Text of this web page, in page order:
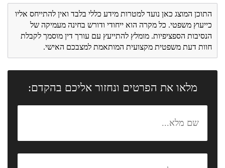
התוכן המוצג כאן נועד למטרות מידע כללי בלבד ואין להתייחס אליו
כייעוץ משפטי. כל מקרה הוא ייחודי ודורש בחינה מעמיקה של
הנסיבות הספציפיות. מומלץ להתייעץ עם עורך דין מוסמך לקבלת
חוות דעת משפטית מקצועית המותאמת למצבכם האישי.
מלאו את הפרטים ונחזור אליכם בהקדם: